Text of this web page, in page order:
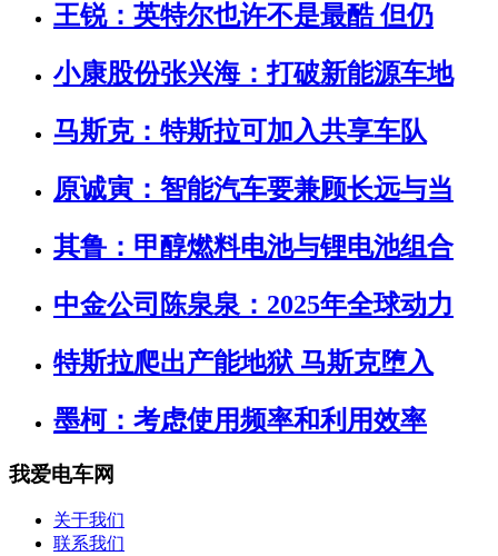
王锐：英特尔也许不是最酷 但仍
小康股份张兴海：打破新能源车地
马斯克：特斯拉可加入共享车队
原诚寅：智能汽车要兼顾长远与当
其鲁：甲醇燃料电池与锂电池组合
中金公司陈泉泉：2025年全球动力
特斯拉爬出产能地狱 马斯克堕入
墨柯：考虑使用频率和利用效率
我爱电车网
关于我们
联系我们